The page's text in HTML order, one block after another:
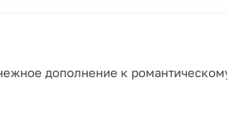
дополнение к